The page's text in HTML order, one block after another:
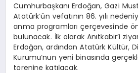
Cumhurbaşkanı Erdoğan, Gazi
Atatürk’ün vefatının 86. yılı
anma programları çerçevesinde
bulunacak. İlk olarak Anıtkabir’i
Erdoğan, ardından Atatürk Kültür,
Kurumu’nun yeni binasında
törenine katılacak.